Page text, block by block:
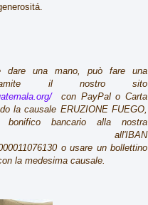
dare una mano, può fare una
tramite il nostro sito
con PayPal o Carta
la causale ERUZIONE FUEGO,
bancario alla nostra
all'IBAN
o usare un bollettino
la medesima causale.